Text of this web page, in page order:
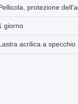
protezione
giorno
acrilica a specchio